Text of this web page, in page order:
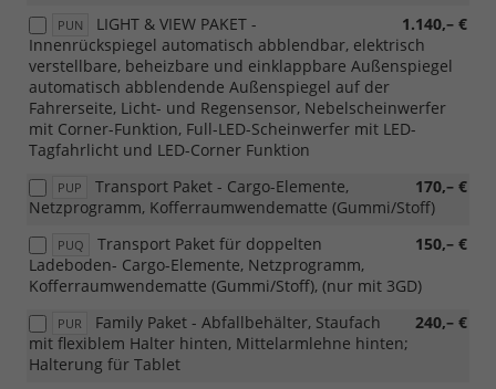
PUN 1.140,– €
LIGHT & VIEW PAKET -
Innenrückspiegel automatisch abblendbar, elektrisch
verstellbare, beheizbare und einklappbare Außenspiegel
automatisch abblendende Außenspiegel auf der
Fahrerseite, Licht- und Regensensor, Nebelscheinwerfer
mit Corner-Funktion, Full-LED-Scheinwerfer mit LED-
Tagfahrlicht und LED-Corner Funktion
PUP 170,– €
Transport Paket - Cargo-Elemente,
Netzprogramm, Kofferraumwendematte (Gummi/Stoff)
PUQ 150,– €
Transport Paket für doppelten
Ladeboden- Cargo-Elemente, Netzprogramm,
Kofferraumwendematte (Gummi/Stoff), (nur mit 3GD)
PUR 240,– €
Family Paket - Abfallbehälter, Staufach
mit flexiblem Halter hinten, Mittelarmlehne hinten;
Halterung für Tablet